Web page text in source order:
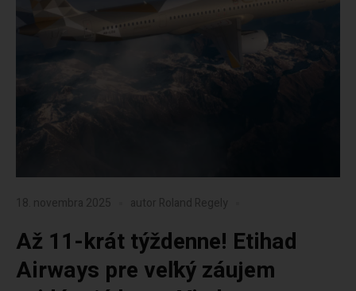
18. novembra 2025 autor Roland Regely
Až 11-krát týždenne! Etihad
Airways pre veľký záujem